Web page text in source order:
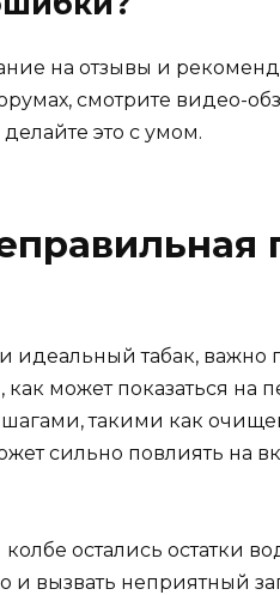
на отзывы и
смотрите видео-
это с умом.
идеальный табак, важно
как может показаться
такими как
сильно повлиять на
остались остатки
и вызвать неприятный